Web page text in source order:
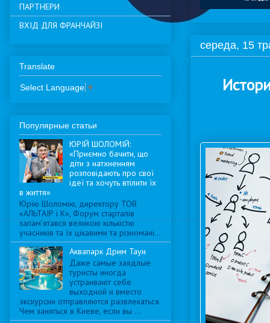
середа, 15
ПАРТНЕРИ
ВХІД ДЛЯ ФРАНЧАЙЗІ
Translate
Select Language ▼
Популярные статьи
ЮРІЙ ШОЛОМІЙ:
«Приємно бачити, що
діти з натхненням
розповідають про свої
ідеї та хочуть втілити їх
в життя»
Юрію Шоломію, директору ТОВ
«АЛЬТАІР і К», Форум стартапів
запам’ятався великою кількістю
учасників та їх цікавими та різномані...
Аквапарк Дрим Таун
Даже самые заядлые
туристы иногда
устраивают себе
выходной и вместо
экскурсии отправляются развлекаться.
Чем заняться в Киеве, если вы ...